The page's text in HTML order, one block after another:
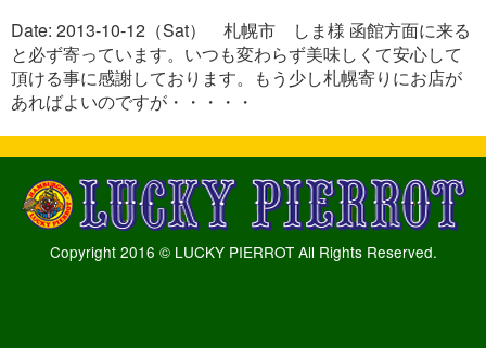
Date: 2013-10-12（Sat） 札幌市 しま様 函館方面に来る
と必ず寄っています。いつも変わらず美味しくて安心して
頂ける事に感謝しております。もう少し札幌寄りにお店が
あればよいのですが・・・・・
Copyright 2016 © LUCKY PIERROT All Rights Reserved.